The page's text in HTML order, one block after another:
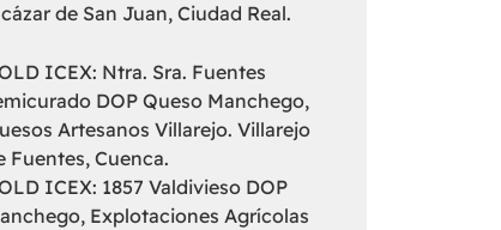
de San Juan, Ciudad Real.
ICEX: Ntra. Sra. Fuentes
DOP Queso Manchego,
Artesanos Villarejo. Villarejo
Fuentes, Cuenca.
ICEX: 1857 Valdivieso DOP
Explotaciones Agrícolas